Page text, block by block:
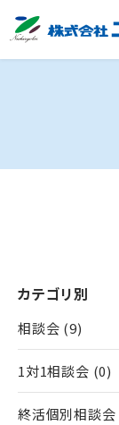
カテゴリ別
相談会 (9)
1対1相談会 (0)
終活個別相談会